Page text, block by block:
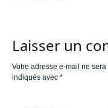
Laisser un
Votre adresse e-mail ne
indiqués avec *